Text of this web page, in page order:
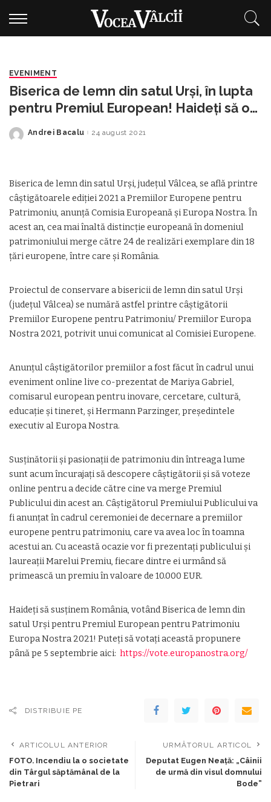
EVENIMENT
Biserica de lemn din satul Urși, în lupta
pentru Premiul European! Haideți să o
susținem printr-un VOT!
Posted
Andrei Bacalu 24 august 2021
Biserica de lemn din satul Urși, județul Vâlcea, se află printre
câștigătoarele ediției 2021 a Premiilor Europene pentru
Patrimoniu, anunță Comisia Europeană și Europa Nostra. În
acest an, cea mai înaltă distincție europeană în domeniul
patrimoniului merge către 24 de realizări exemplare din 18
țări europene, între care și România.
Proiectul de conservare a bisericii de lemn din satul Urşi
(judeţul Vâlcea) se numără astfel printre câştigătorii
Premiilor Europene pentru Patrimoniu/ Premiilor Europa
Nostra 2021, potrivit unui comunicat al Comisiei Europene.
Anunțul câștigătorilor premiilor a fost făcut în cadrul unui
eveniment online live co-prezentat de Mariya Gabriel,
comisarul european pentru inovare, cercetare, cultură,
educație și tineret, și Hermann Parzinger, președintele
executiv al Europa Nostra.
Susținătorii și pasionații de patrimoniu din întreaga lume
sunt acum încurajați să descopere câștigătorii și să voteze
online pentru a decide către cine va merge Premiul
Publicului din acest an. Câștigătorul Premiului Publicului va
fi anunțat în cadrul ceremoniei de decernare a premiilor
europene pentru patrimoniu, care va avea loc în toamna
acestui an. Cu această ocazie vor fi prezentați publicului și
laureații Marelui Premiu, fiecare dintre ei urmând să
primească un premiu în valoare de 10.000 EUR.
Haideți să susținem România, votând Biserica de lemn din
satul Urși pentru Premiul European pentru Patrimoniu
Europa Nostra 2021! Puteți să votați această propunere
până pe 5 septembrie aici: https://vote.europanostra.org/
DISTRIBUIE PE
ARTICOLUL ANTERIOR
FOTO. Incendiu la o societate
din Târgul săptămânal de la
Pietrari
URMĂTORUL ARTICOL
Deputat Eugen Neață: „Câinii
de urmă din visul domnului
Bode”